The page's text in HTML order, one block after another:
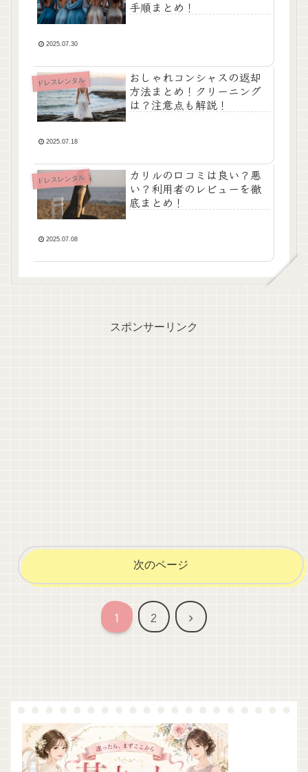
手順まとめ！
2025.07.30
ドレスレンタル
おしゃれコンシャスの返却
方法まとめ！クリーニング
は？注意点も解説！
2025.07.18
ドレスレンタル
カリルの口コミは良い？悪
い？利用者のレビューを徹
底まとめ！
2025.07.08
スポンサーリンク
次のページ
1 2
次